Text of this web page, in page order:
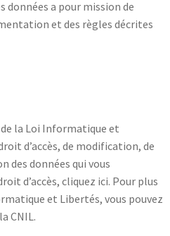
données a pour mission de
et des règles décrites
la Loi Informatique et
d’accès, de modification, de
des données qui vous
d’accès, cliquez ici. Pour plus
et Libertés, vous pouvez
CNIL.